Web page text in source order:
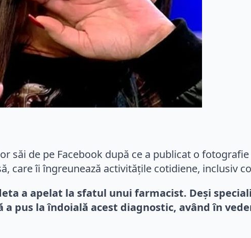
săi de pe Facebook după ce a publicat o
care îi îngreunează activitățile cotidiene, inclusiv
a apelat la sfatul unui farmacist. Deși
pus la îndoială acest diagnostic, având în